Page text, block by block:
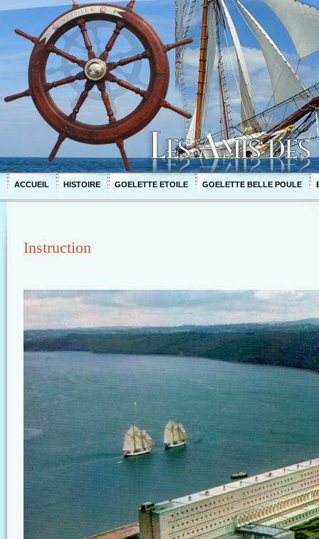
ACCUEIL HISTOIRE GOELETTE ETOILE GOELETTE BELLE POULE
Instruction